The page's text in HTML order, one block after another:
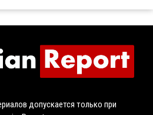
допускается только при